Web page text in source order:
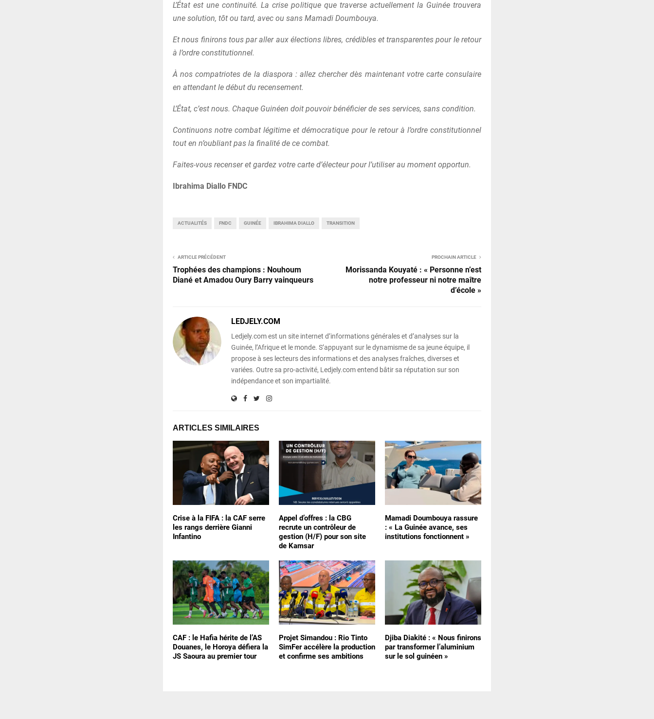
L’État est une continuité. La crise politique que traverse actuellement la Guinée trouvera
une solution, tôt ou tard, avec ou sans Mamadi Doumbouya.
Et nous finirons tous par aller aux élections libres, crédibles et transparentes pour le retour
à l’ordre constitutionnel.
À nos compatriotes de la diaspora : allez chercher dès maintenant votre carte consulaire
en attendant le début du recensement.
L’État, c’est nous. Chaque Guinéen doit pouvoir bénéficier de ses services, sans condition.
Continuons notre combat légitime et démocratique pour le retour à l’ordre constitutionnel
tout en n’oubliant pas la finalité de ce combat.
Faites-vous recenser et gardez votre carte d’électeur pour l’utiliser au moment opportun.
Ibrahima Diallo FNDC
ACTUALITÉS FNDC GUINÉE IBRAHIMA DIALLO TRANSITION
ARTICLE PRÉCÉDENT
Trophées des champions : Nouhoum
Diané et Amadou Oury Barry vainqueurs
PROCHAIN ARTICLE
Morissanda Kouyaté : « Personne n’est
notre professeur ni notre maître
d’école »
LEDJELY.COM
Ledjely.com est un site internet d’informations générales et d’analyses sur la
Guinée, l’Afrique et le monde. S’appuyant sur le dynamisme de sa jeune équipe, il
propose à ses lecteurs des informations et des analyses fraîches, diverses et
variées. Outre sa pro-activité, Ledjely.com entend bâtir sa réputation sur son
indépendance et son impartialité.
ARTICLES SIMILAIRES
Crise à la FIFA : la CAF serre
les rangs derrière Gianni
Infantino
Appel d’offres : la CBG
recrute un contrôleur de
gestion (H/F) pour son site
de Kamsar
Mamadi Doumbouya rassure
: « La Guinée avance, ses
institutions fonctionnent »
CAF : le Hafia hérite de l’AS
Douanes, le Horoya défiera la
JS Saoura au premier tour
Projet Simandou : Rio Tinto
SimFer accélère la production
et confirme ses ambitions
Djiba Diakité : « Nous finirons
par transformer l’aluminium
sur le sol guinéen »